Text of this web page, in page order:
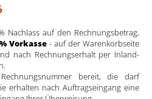
Nachlass auf den Rechnungsbetrag,
Vorkasse - auf der Warenkorbseite
nach Rechnungserhalt per Inland-
bereit, die darf
erhalten nach Auftragseingang eine